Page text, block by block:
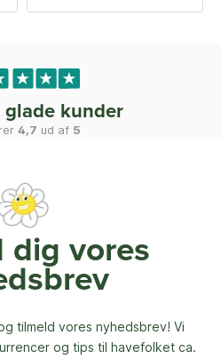
kunder
4,7 ud af 5
dig vores
tilmeld vores nyhedsbrev! Vi
og tips til havefolket ca.